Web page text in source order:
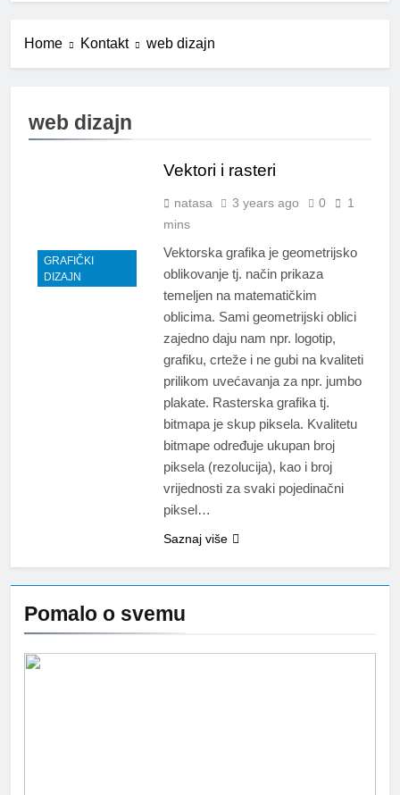
Home Kontakt web dizajn
Pomalo o svemu
web dizajn
GRAFIČKI
DIZAJN
Vektori i rasteri
natasa 3 years ago 0
1
mins
Vektorska grafika je geometrijsko
oblikovanje tj. način prikaza
temeljen na matematičkim
oblicima. Sami geometrijski oblici
zajedno daju nam npr. logotip,
grafiku, crteže i ne gubi na kvaliteti
prilikom uvećavanja za npr. jumbo
plakate. Rasterska grafika tj.
bitmapa je skup piksela. Kvalitetu
bitmape određuje ukupan broj
piksela (rezolucija), kao i broj
vrijednosti za svaki pojedinačni
piksel…
Saznaj više